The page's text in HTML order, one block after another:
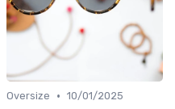
Oversize • 10/01/2025